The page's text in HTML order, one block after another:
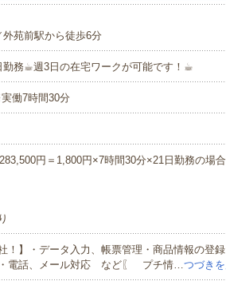
苑前駅から徒歩6分
務☕︎週3日の在宅ワークが可能です！☕︎
働7時間30分
円＝1,800円×7時間30分×21日勤務の場
！】・データ入力、帳票管理・商品情報の登
・電話、メール対応 など〖 プチ情…つづき